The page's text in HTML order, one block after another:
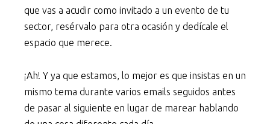
que vas a acudir como invitado a un evento de tu
sector, resérvalo para otra ocasión y dedícale el
espacio que merece.
¡Ah! Y ya que estamos, lo mejor es que insistas en un
mismo tema durante varios emails seguidos antes
de pasar al siguiente en lugar de marear hablando